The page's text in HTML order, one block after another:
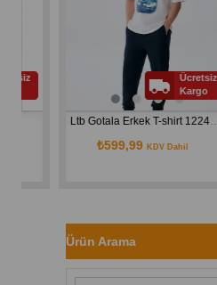
Ltb Gotala Erkek T-shirt 1224840986089
₺599,99KDV Dahil
Ücretsiz
Kargo
Ürün Arama